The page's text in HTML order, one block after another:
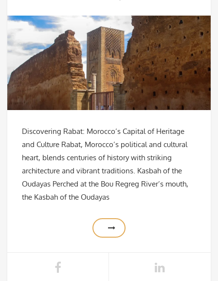
Discovering Rabat: Morocco’s Capital of Heritage
and Culture Rabat, Morocco’s political and cultural
heart, blends centuries of history with striking
architecture and vibrant traditions. Kasbah of the
Oudayas Perched at the Bou Regreg River’s mouth,
the Kasbah of the Oudayas